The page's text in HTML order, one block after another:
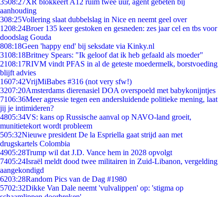
3508:27XR blokkeert A12 ruim twee uur, agent gebeten bij
aanhouding
308:25Vollering slaat dubbelslag in Nice en neemt geel over
1208:24Broer 135 keer gestoken en gesneden: zes jaar cel en tbs voor
doodslag Gouda
808:18Geen 'happy end' bij seksdate via Kinky.nl
3108:18Britney Spears: "Ik geloof dat ik heb gefaald als moeder"
2108:17RIVM vindt PFAS in al de geteste moedermelk, borstvoeding
blijft advies
1607:42VrijMiBabes #316 (not very sfw!)
3207:20Amsterdams dierenasiel DOA overspoeld met babykonijntjes
7106:36Meer agressie tegen een andersluidende politieke mening, laat
jij je intimideren?
4805:34VS: kans op Russische aanval op NAVO-land groeit,
munitietekort wordt probleem
505:32Nieuwe president De la Espriella gaat strijd aan met
drugskartels Colombia
4905:28Trump wil dat J.D. Vance hem in 2028 opvolgt
7405:24Israël meldt dood twee militairen in Zuid-Libanon, vergelding
aangekondigd
6203:28Random Pics van de Dag #1980
5702:32Dikke Van Dale neemt 'vulvalippen' op: 'stigma op